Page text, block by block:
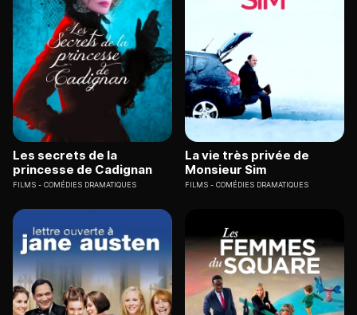
Les secrets de la
princesse de Cadignan
FILMS COMÉDIES DRAMATIQUES
La vie très privée de
Monsieur Sim
FILMS COMÉDIES DRAMATIQUES